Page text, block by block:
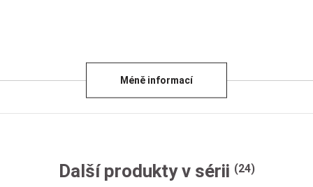
Méně informací
Další produkty v sérii (24)